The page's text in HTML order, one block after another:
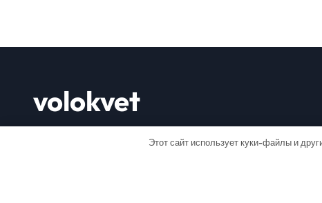
volokvet
Этот сайт использует куки-файлы и